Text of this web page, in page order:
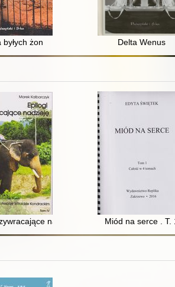
byłych żon Delta Wenus
nadzieję : wspomnienie o
Miód na serce . T.